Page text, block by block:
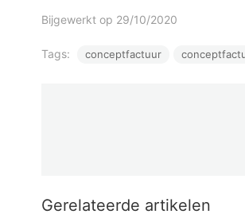
Bijgewerkt op 29/10/2020
Tags: conceptfactuur
Gerelateerde artikelen